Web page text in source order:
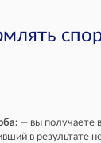
— вы получаете
в результате